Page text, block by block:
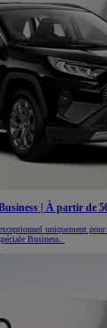
| À partir de
uniquement
Business.